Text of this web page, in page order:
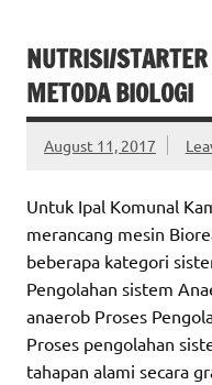
NUTRISI/
METODA BIOLOGI
August 11, 2017
Untuk Ipal Komunal
merancang mesin
beberapa kategori
Pengolahan sistem
anaerob Proses
Proses pengolahan
tahapan alami secara